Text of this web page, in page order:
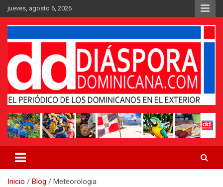
Saltar
al
contenido
jueves, agosto 6, 2026
Periódico Diáspora Dominicana
Inicio Blog Meteorologia